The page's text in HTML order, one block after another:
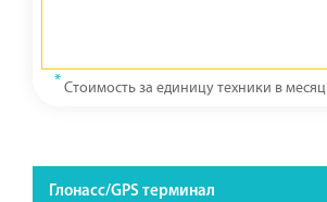
* Стоимость за единицу техники в месяц
Глонасс/GPS терминал